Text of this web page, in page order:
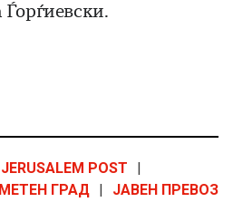
Ѓорѓиевски.
JERUSALEM POST
ГРАД
ЈАВЕН ПРЕВОЗ